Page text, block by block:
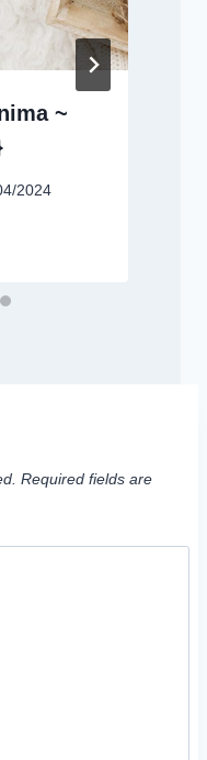
~
2024
Required fields are